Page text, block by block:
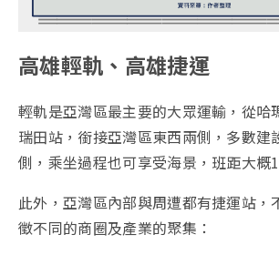
高雄輕軌、高雄捷運
輕軌是亞灣區最主要的大眾運輸，從哈
瑞田站，銜接亞灣區東西兩側， 多數建
側，乘坐過程也可享受海景，班距大概
此外，亞灣區內部與周遭都有捷運站，
徵不同的商圈及產業的聚集：